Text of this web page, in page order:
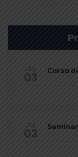
JUL
03 Curso
JUL
03